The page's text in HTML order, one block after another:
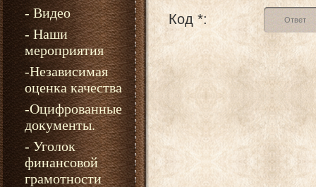
- Видео
- Наши
мероприятия
-Независимая
оценка качества
-Оцифрованные
документы.
- Уголок
финансовой
грамотности
Код *: